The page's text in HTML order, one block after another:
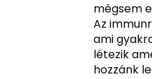
mégsem
Az
ami
létezik
hozzánk